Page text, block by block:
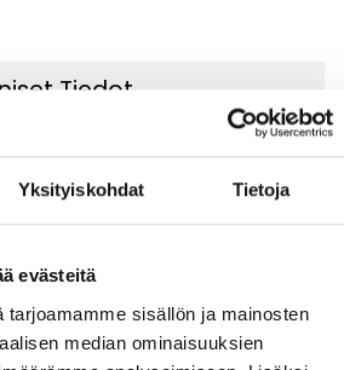
Yksityiskohdat Tietoja
evästeitä
tarjoamamme sisällön ja mainosten
median ominaisuuksien
Tiedot
MLS 2500 TIG-